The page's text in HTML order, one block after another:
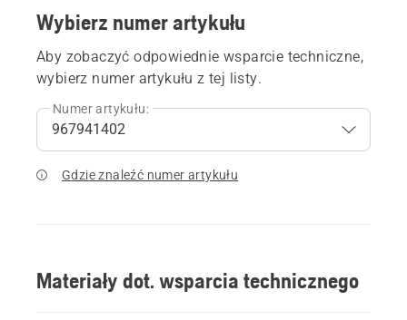
Wybierz numer artykułu
Aby zobaczyć odpowiednie wsparcie techniczne,
wybierz numer artykułu z tej listy.
Numer artykułu:
Gdzie znaleźć numer artykułu
Materiały dot. wsparcia technicznego